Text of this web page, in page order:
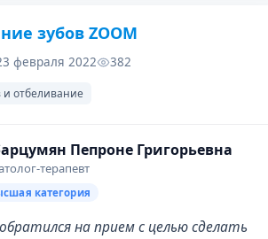
зубов ZOOM
февраля 2022 382
и отбеливание
Пепроне Григорьевна
терапевт
категория
на прием с целью сделать